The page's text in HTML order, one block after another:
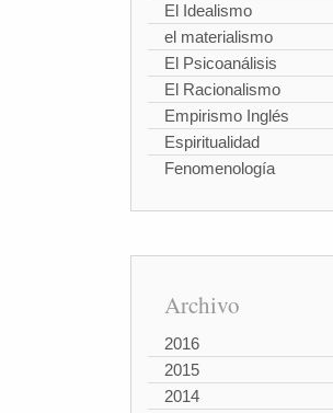
El Idealismo
el materialismo
El Psicoanálisis
El Racionalismo
Empirismo Inglés
Espiritualidad
Fenomenología
Archivo
2016
2015
2014